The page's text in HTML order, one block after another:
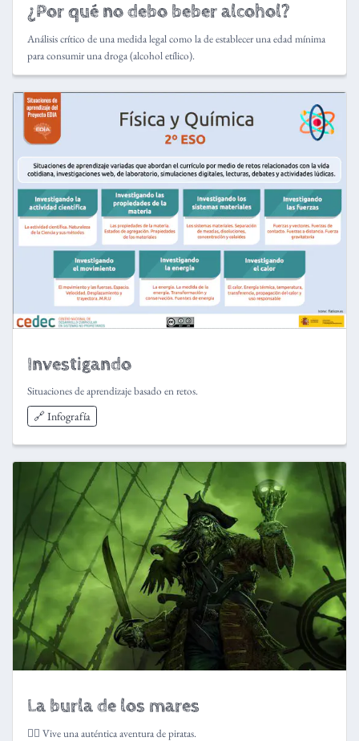
¿Por qué no debo beber alcohol?
Análisis crítico de una medida legal como la de establecer una edad mínima
para consumir una droga (alcohol etílico).
Investigando
Situaciones de aprendizaje basado en retos.
🔗 Infografía
La burla de los mares
🏴‍☠️ Vive una auténtica aventura de piratas.